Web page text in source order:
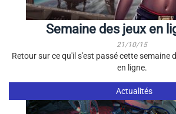
Semaine des jeux en
21/10/15
Retour sur ce qu'il s'est passé cette semaine
en ligne.
Actualités